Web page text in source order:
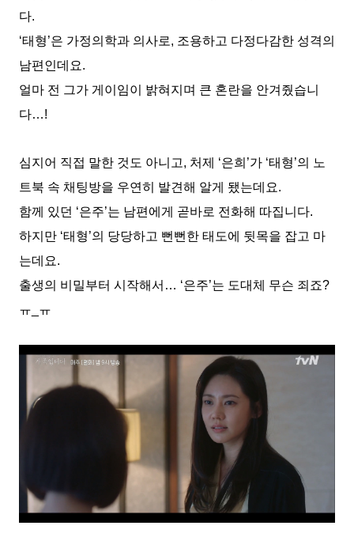
다.
‘태형’은 가정의학과 의사로, 조용하고 다정다감한 성격의
남편인데요.
얼마 전 그가 게이임이 밝혀지며 큰 혼란을 안겨줬습니
다…!
심지어 직접 말한 것도 아니고, 처제 ‘은희’가 ‘태형’의 노
트북 속 채팅방을 우연히 발견해 알게 됐는데요.
함께 있던 ‘은주’는 남편에게 곧바로 전화해 따집니다.
하지만 ‘태형’의 당당하고 뻔뻔한 태도에 뒷목을 잡고 마
는데요.
출생의 비밀부터 시작해서… ‘은주’는 도대체 무슨 죄죠?
ㅠ_ㅠ